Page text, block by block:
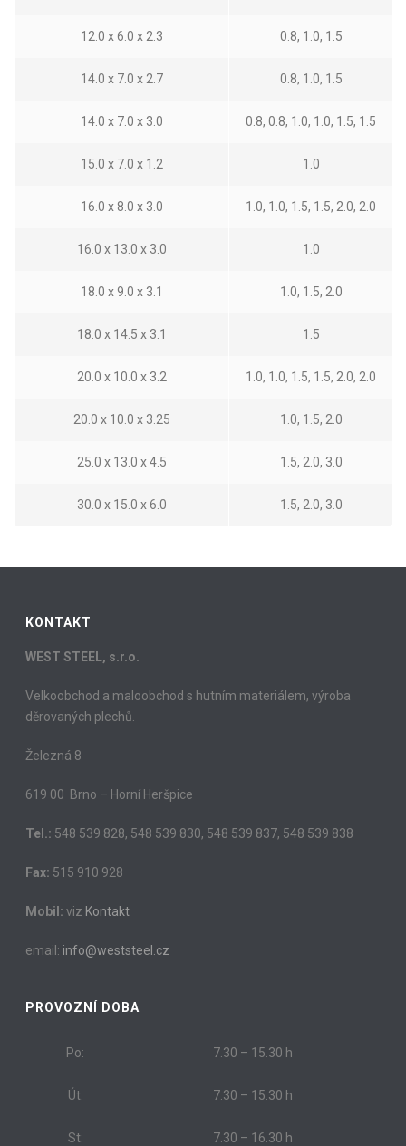
12.0 x 6.0 x 2.3 0.8, 1.0, 1.5
14.0 x 7.0 x 2.7 0.8, 1.0, 1.5
14.0 x 7.0 x 3.0 0.8, 0.8, 1.0, 1.0, 1.5, 1.5
15.0 x 7.0 x 1.2 1.0
16.0 x 8.0 x 3.0 1.0, 1.0, 1.5, 1.5, 2.0, 2.0
16.0 x 13.0 x 3.0 1.0
18.0 x 9.0 x 3.1 1.0, 1.5, 2.0
18.0 x 14.5 x 3.1 1.5
20.0 x 10.0 x 3.2 1.0, 1.0, 1.5, 1.5, 2.0, 2.0
20.0 x 10.0 x 3.25 1.0, 1.5, 2.0
25.0 x 13.0 x 4.5 1.5, 2.0, 3.0
30.0 x 15.0 x 6.0 1.5, 2.0, 3.0
KONTAKT
WEST STEEL, s.r.o.
Velkoobchod a maloobchod s hutním materiálem, výroba
děrovaných plechů.
Železná 8
619 00 Brno – Horní Heršpice
Tel.: 548 539 828, 548 539 830, 548 539 837, 548 539 838
Fax: 515 910 928
Mobil: viz Kontakt
email: info@weststeel.cz
PROVOZNÍ DOBA
Po: 7.30 – 15.30 h
Út: 7.30 – 15.30 h
St: 7.30 – 16.30 h